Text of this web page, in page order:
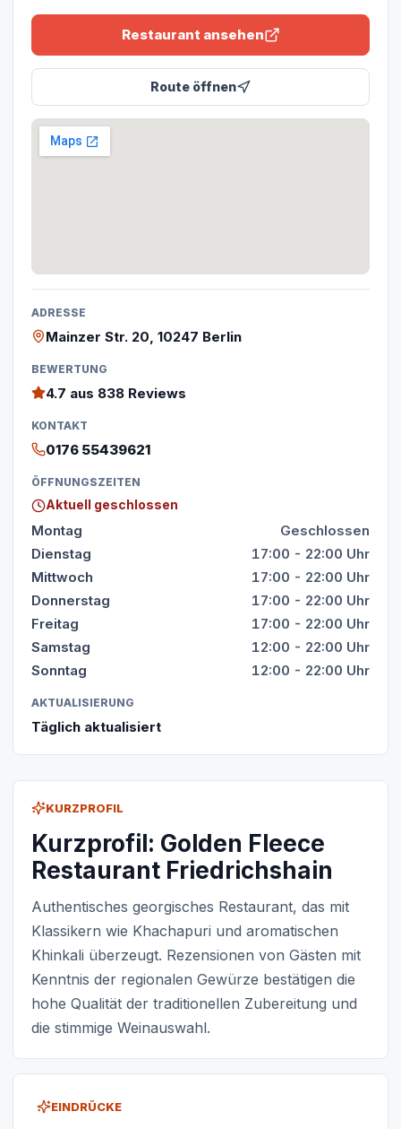
KURZPROFIL
Kurzprofil: Golden Fleece
Restaurant Friedrichshain
Authentisches georgisches Restaurant, das mit
Klassikern wie Khachapuri und aromatischen
Khinkali überzeugt. Rezensionen von Gästen mit
Kenntnis der regionalen Gewürze bestätigen die
hohe Qualität der traditionellen Zubereitung und
die stimmige Weinauswahl.
EINDRÜCKE
Restaurant ansehen
Route öffnen
ADRESSE
Mainzer Str. 20, 10247 Berlin
BEWERTUNG
4.7 aus 838 Reviews
KONTAKT
0176 55439621
ÖFFNUNGSZEITEN
Aktuell geschlossen
Montag
Geschlossen
Dienstag
17:00 - 22:00 Uhr
Mittwoch
17:00 - 22:00 Uhr
Donnerstag
17:00 - 22:00 Uhr
Freitag
17:00 - 22:00 Uhr
Samstag
12:00 - 22:00 Uhr
Sonntag
12:00 - 22:00 Uhr
AKTUALISIERUNG
Täglich aktualisiert